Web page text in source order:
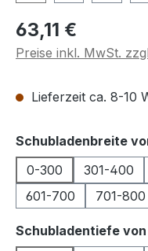
Regulärer Preis:
63,11 €
Preise inkl. MwSt.
Lieferzeit ca. 8-10
Schubladenbreite
0-300
301-400
601-700
701-800
Schubladentiefe von